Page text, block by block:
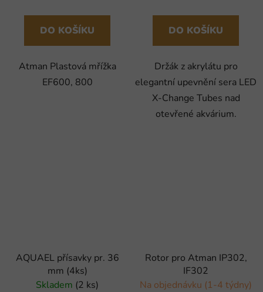
DO KOŠÍKU
Atman Plastová mřížka
EF600, 800
DO KOŠÍKU
Držák z akrylátu pro
elegantní upevnění sera LED
X-Change Tubes nad
otevřené akvárium.
AQUAEL přísavky pr. 36
mm (4ks)
Skladem (2 ks)
Rotor pro Atman IP302,
IF302
Na objednávku (1-4 týdny)